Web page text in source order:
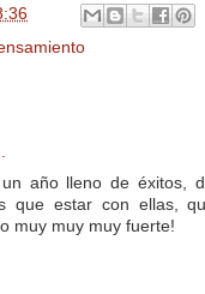
un año lleno de éxitos,
que estar con ellas,
muy muy muy fuerte!